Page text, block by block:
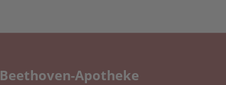
Beethoven-Apotheke